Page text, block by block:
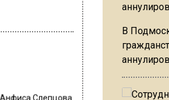
Анфиса Слепцова
В